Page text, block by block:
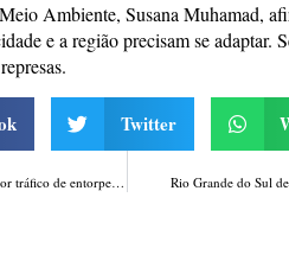
Ambiente, Susana Muhamad,
e a região precisam se
Twitter
A Brigada Militar efetuou a apreensão de um adolescente por tráfico de entorpecentes em Santa Rosa Rio Grande do Sul